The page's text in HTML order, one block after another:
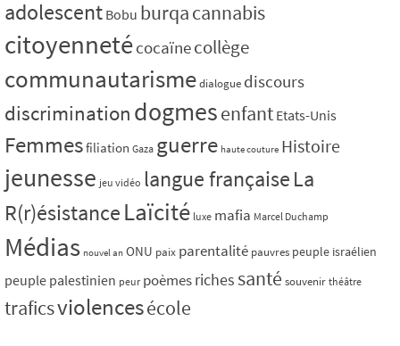
adolescent Bobu burqacannabis
citoyennetécocaïnecollège
communautarismedialogue discours
discrimination dogmesenfant Etats-Unis
Femmesfiliation Gaza guerre haute couture Histoire
jeunesse jeu vidéo langue française La
R(r)ésistanceLaïcité luxe mafia Marcel Duchamp
Médias nouvel an ONU paix parentalité pauvres peuple israélien
peuple palestinien peur poèmesriches santé souvenir théâtre
traficsviolencesécole